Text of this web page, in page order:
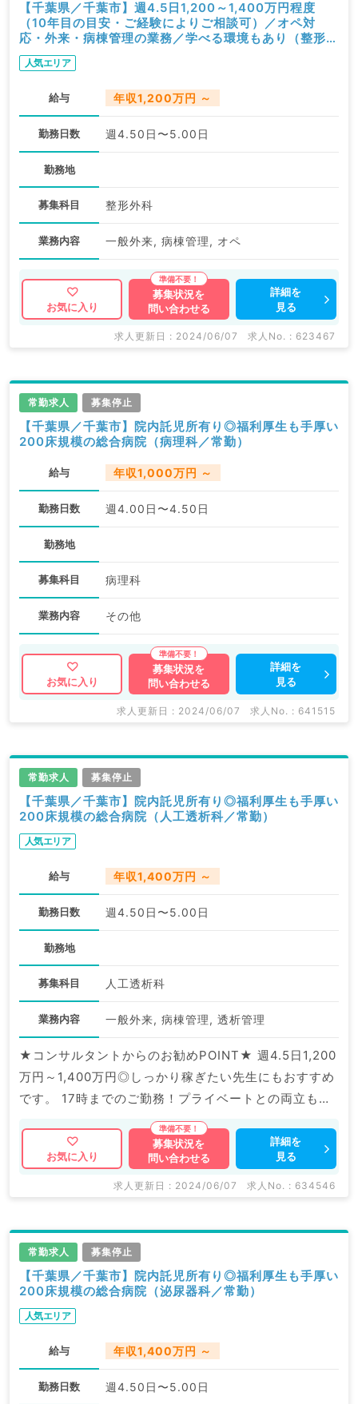
【千葉県／千葉市】週4.5日1,200～1,400万円程度
（10年目の目安・ご経験によりご相談可）／オペ対
応・外来・病棟管理の業務／学べる環境もあり（整形外
科／常勤）
人気エリア
給与 年収1,200万円 ～
勤務日数 週4.50日〜5.00日
勤務地
募集科目 整形外科
業務内容 一般外来, 病棟管理, オペ
お気に入り
募集状況を
問い合わせる
詳細を
見る
求人更新日 : 2024/06/07 求人No. : 623467
常勤求人 募集停止
【千葉県／千葉市】院内託児所有り◎福利厚生も手厚い
200床規模の総合病院（病理科／常勤）
給与 年収1,000万円 ～
勤務日数 週4.00日〜4.50日
勤務地
募集科目 病理科
業務内容 その他
お気に入り
募集状況を
問い合わせる
詳細を
見る
求人更新日 : 2024/06/07 求人No. : 641515
常勤求人 募集停止
【千葉県／千葉市】院内託児所有り◎福利厚生も手厚い
200床規模の総合病院（人工透析科／常勤）
人気エリア
給与 年収1,400万円 ～
勤務日数 週4.50日〜5.00日
勤務地
募集科目 人工透析科
業務内容 一般外来, 病棟管理, 透析管理
★コンサルタントからのお勧めPOINT★ 週4.5日1,200
万円～1,400万円◎しっかり稼ぎたい先生にもおすすめ
です。 17時までのご勤務！プライベートとの両立も可
￣￣￣￣￣￣￣￣￣￣￣￣￣￣￣￣￣￣￣￣￣￣￣ マ
イナビDOCTORでは病院やクリニックなどの医療機関
求人はもちろんのこと、 掲載情報以外にも産業医等の
お気軽にお問合せ下さい。
お気に入り
募集状況を
問い合わせる
詳細を
見る
求人更新日 : 2024/06/07 求人No. : 634546
常勤求人 募集停止
【千葉県／千葉市】院内託児所有り◎福利厚生も手厚い
200床規模の総合病院（泌尿器科／常勤）
人気エリア
給与 年収1,400万円 ～
勤務日数 週4.50日〜5.00日